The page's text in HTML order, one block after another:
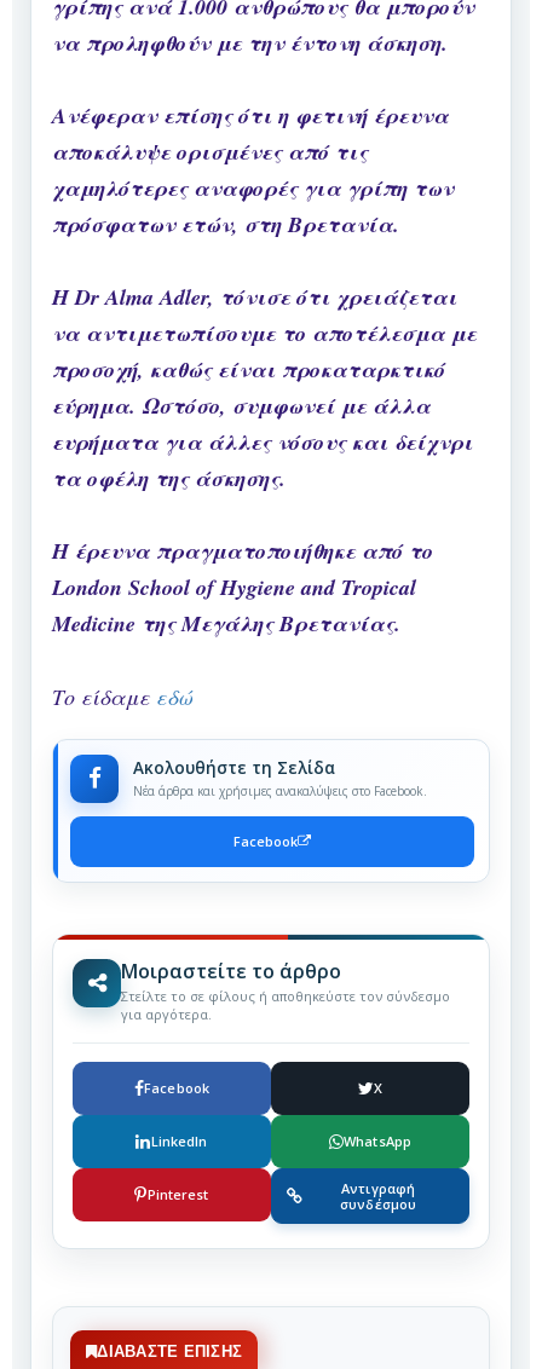
γρίπης ανά 1.000 ανθρώπους θα μπορούν
να προληφθούν με την έντονη άσκηση.
Ανέφεραν επίσης ότι η φετινή έρευνα
αποκάλυψε ορισμένες από τις
χαμηλότερες αναφορές για γρίπη των
πρόσφατων ετών, στη Βρετανία.
Η Dr Alma Adler, τόνισε ότι χρειάζεται
να αντιμετωπίσουμε το αποτέλεσμα με
προσοχή, καθώς είναι προκαταρκτικό
εύρημα. Ωστόσο, συμφωνεί με άλλα
ευρήματα για άλλες νόσους και δείχνρι
τα οφέλη της άσκησης.
Η έρευνα πραγματοποιήθηκε από το
London School of Hygiene and Tropical
Medicine της Μεγάλης Βρετανίας.
Το είδαμε εδώ
Ακολουθήστε τη Σελίδα
Νέα άρθρα και χρήσιμες ανακαλύψεις στο Facebook.
Facebook
Μοιραστείτε το άρθρο
Στείλτε το σε φίλους ή αποθηκεύστε τον σύνδεσμο
για αργότερα.
Facebook X
LinkedIn WhatsApp
Pinterest
Αντιγραφή
συνδέσμου
ΔΙΑΒΆΣΤΕ ΕΠΊΣΗΣ